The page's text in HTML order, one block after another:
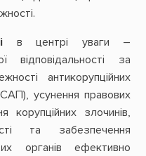
в центрі уваги –
відповідальності за
антикорупційних
усунення правових
корупційних злочинів,
та забезпечення
органів ефективно